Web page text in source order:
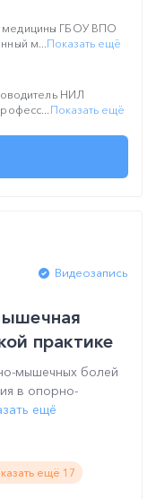
медицины ГБОУ ВПО
м...Показать ещё
НИЛ
Показать ещё
Видеозапись
практике
мышечных болей
в опорно-
ещё
ещё 17